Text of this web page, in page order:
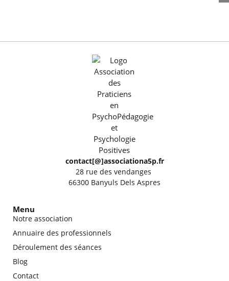
contact[@]associationa5p.fr
28 rue des vendanges
66300 Banyuls Dels Aspres
Menu
Notre association
Annuaire des professionnels
Déroulement des séances
Blog
Contact